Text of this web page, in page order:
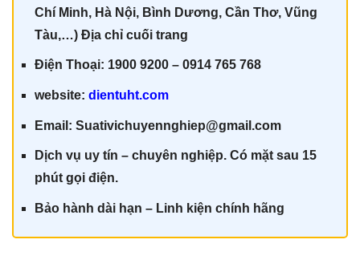
Chí Minh, Hà Nội, Bình Dương, Cần Thơ, Vũng
Tàu,…) Địa chỉ cuối trang
Điện Thoại: 1900 9200 – 0914 765 768
website: dientuht.com
Email: Suativichuyennghiep@gmail.com
Dịch vụ uy tín – chuyên nghiệp. Có mặt sau 15
phút gọi điện.
Bảo hành dài hạn – Linh kiện chính hãng